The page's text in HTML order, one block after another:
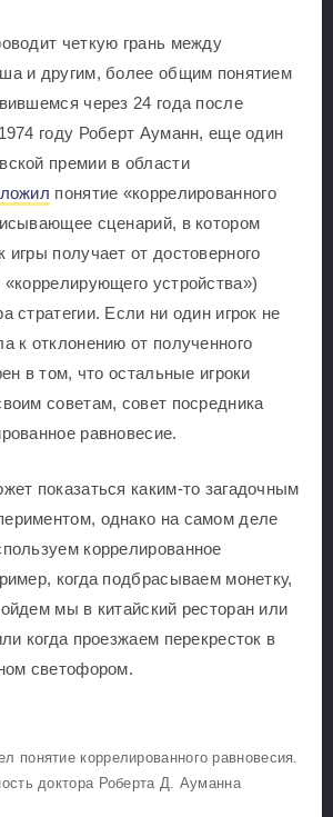
четкую грань между
и другим, более общим понятием
через 24 года после
году Роберт Ауманн, еще один
премии в области
понятие «коррелированного
сценарий, в котором
игры получает от достоверного
устройства»)
стратегии. Если ни один игрок не
к отклонению от полученного
в том, что остальные игроки
советам, совет посредника
равновесие.
показаться каким-то загадочным
однако на самом деле
коррелированное
когда подбрасываем монетку,
мы в китайский ресторан или
когда проезжаем перекресток в
светофором.
понятие коррелированного равновесия.
доктора Роберта Д. Ауманна